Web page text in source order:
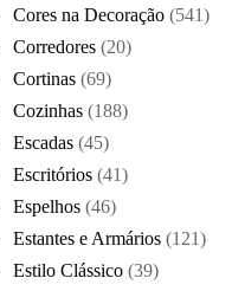
Cores na Decoração (541)
Corredores (20)
Cortinas (69)
Cozinhas (188)
Escadas (45)
Escritórios (41)
Espelhos (46)
Estantes e Armários (121)
Estilo Clássico (39)